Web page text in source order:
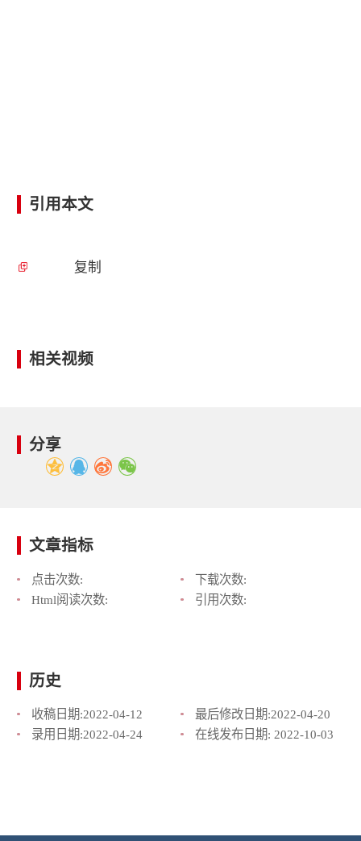
引用本文
复制
相关视频
分享
文章指标
点击次数:
下载次数:
Html阅读次数:
引用次数:
历史
收稿日期:2022-04-12 最后修改日期:2022-04-20
录用日期:2022-04-24 在线发布日期: 2022-10-03